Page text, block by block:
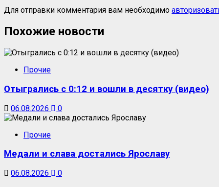
Для отправки комментария вам необходимо
Похожие новости
Прочие
Отыгрались с 0:12 и вошли в десятку (видео)
06.08.2026 0
Прочие
Медали и слава достались Ярославу
06.08.2026 0